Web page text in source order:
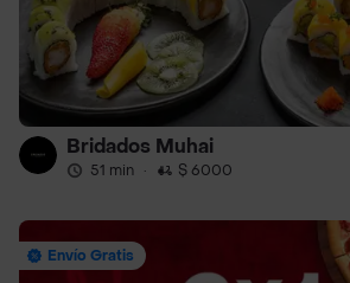
Bridados Muhai
51 min · $ 6000
Envío Gratis